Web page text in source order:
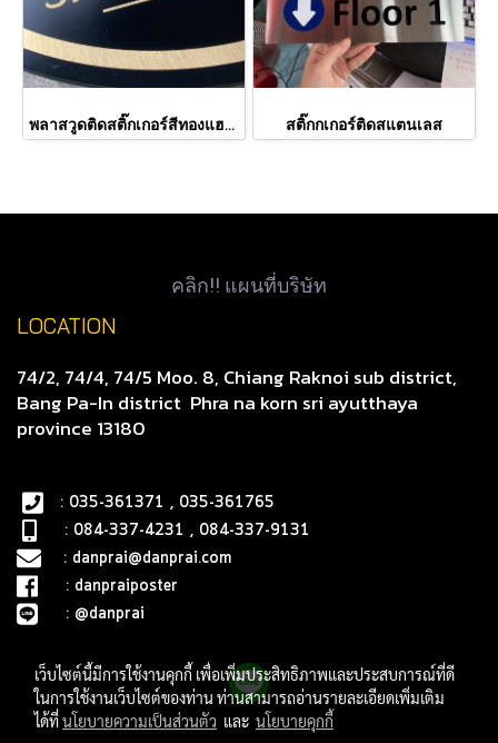
พลาสวูดติดสติ๊กเกอร์สีทองแฮร์ไลน์ สติ๊กกเกอร์ติดสแตนเลส
คลิก!! แผนที่บริษัท
LOCATION
74/2, 74/4, 74/5 Moo. 8, Chiang Raknoi sub district,
Bang Pa-In district Phra na korn sri ayutthaya
province 13180
: 035-361371 , 035-361765
: 084-337-4231 , 084-337-9131
: danprai@danprai.com
: danpraiposter
: @danprai
เว็บไซต์นี้มีการใช้งานคุกกี้ เพื่อเพิ่มประสิทธิภาพและประสบการณ์ที่ดี
ในการใช้งานเว็บไซต์ของท่าน ท่านสามารถอ่านรายละเอียดเพิ่มเติม
ได้ที่นโยบายความเป็นส่วนตัว และ นโยบายคุกกี้